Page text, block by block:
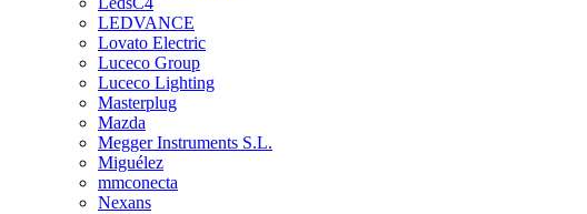
LEDVANCE
Lovato Electric
Luceco Group
Luceco Lighting
Masterplug
Mazda
Megger Instruments S.L.
Miguélez
mmconecta
Nexans